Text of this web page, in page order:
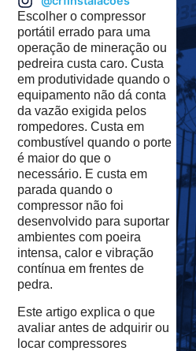
Escolher o compressor
portátil errado para uma
operação de mineração ou
pedreira custa caro. Custa
em produtividade quando o
equipamento não dá conta
da vazão exigida pelos
rompedores. Custa em
combustível quando o porte
é maior do que o
necessário. E custa em
parada quando o
compressor não foi
desenvolvido para suportar
ambientes com poeira
intensa, calor e vibração
contínua em frentes de
pedra.
Este artigo explica o que
avaliar antes de adquirir ou
locar compressores